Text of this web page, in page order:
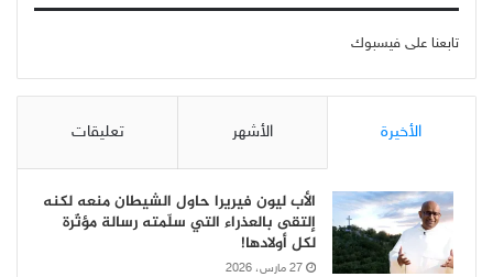
تابعنا على فيسبوك
الأخيرة الأشهر تعليقات
الأب ليون فيريرا حاول الشيطان منعه لكنه
إلتقى بالعذراء التي سلّمته رسالة مؤثّرة
لكل أولادها!
27 مارس، 2026